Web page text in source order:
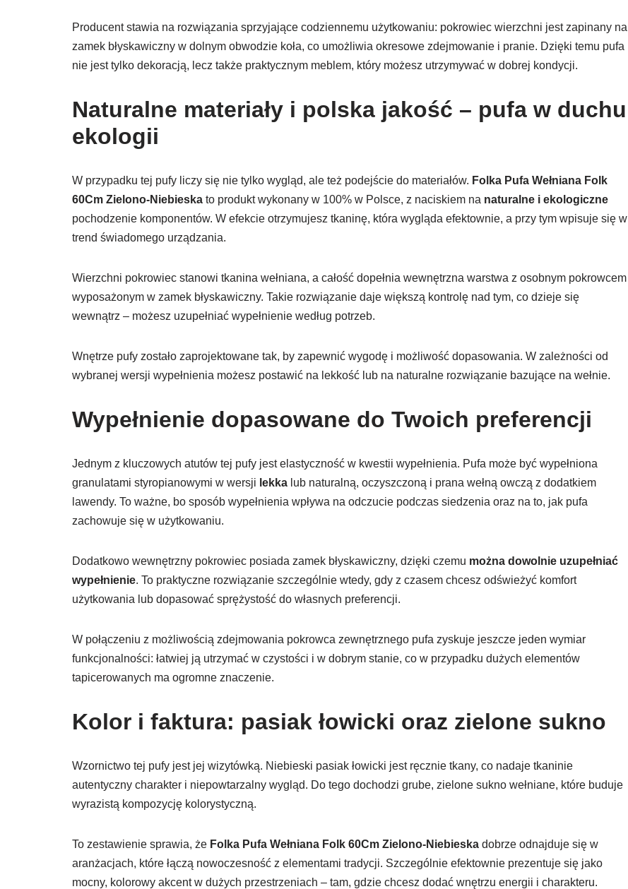
Producent stawia na rozwiązania sprzyjające codziennemu użytkowaniu: pokrowiec wierzchni jest zapinany na
zamek błyskawiczny w dolnym obwodzie koła, co umożliwia okresowe zdejmowanie i pranie. Dzięki temu pufa
nie jest tylko dekoracją, lecz także praktycznym meblem, który możesz utrzymywać w dobrej kondycji.
Naturalne materiały i polska jakość – pufa w duchu
ekologii
W przypadku tej pufy liczy się nie tylko wygląd, ale też podejście do materiałów. Folka Pufa Wełniana Folk
60Cm Zielono-Niebieska to produkt wykonany w 100% w Polsce, z naciskiem na naturalne i ekologiczne
pochodzenie komponentów. W efekcie otrzymujesz tkaninę, która wygląda efektownie, a przy tym wpisuje się w
trend świadomego urządzania.
Wierzchni pokrowiec stanowi tkanina wełniana, a całość dopełnia wewnętrzna warstwa z osobnym pokrowcem
wyposażonym w zamek błyskawiczny. Takie rozwiązanie daje większą kontrolę nad tym, co dzieje się
wewnątrz – możesz uzupełniać wypełnienie według potrzeb.
Wnętrze pufy zostało zaprojektowane tak, by zapewnić wygodę i możliwość dopasowania. W zależności od
wybranej wersji wypełnienia możesz postawić na lekkość lub na naturalne rozwiązanie bazujące na wełnie.
Wypełnienie dopasowane do Twoich preferencji
Jednym z kluczowych atutów tej pufy jest elastyczność w kwestii wypełnienia. Pufa może być wypełniona
granulatami styropianowymi w wersji lekka lub naturalną, oczyszczoną i prana wełną owczą z dodatkiem
lawendy. To ważne, bo sposób wypełnienia wpływa na odczucie podczas siedzenia oraz na to, jak pufa
zachowuje się w użytkowaniu.
Dodatkowo wewnętrzny pokrowiec posiada zamek błyskawiczny, dzięki czemu można dowolnie uzupełniać
wypełnienie. To praktyczne rozwiązanie szczególnie wtedy, gdy z czasem chcesz odświeżyć komfort
użytkowania lub dopasować sprężystość do własnych preferencji.
W połączeniu z możliwością zdejmowania pokrowca zewnętrznego pufa zyskuje jeszcze jeden wymiar
funkcjonalności: łatwiej ją utrzymać w czystości i w dobrym stanie, co w przypadku dużych elementów
tapicerowanych ma ogromne znaczenie.
Kolor i faktura: pasiak łowicki oraz zielone sukno
Wzornictwo tej pufy jest jej wizytówką. Niebieski pasiak łowicki jest ręcznie tkany, co nadaje tkaninie
autentyczny charakter i niepowtarzalny wygląd. Do tego dochodzi grube, zielone sukno wełniane, które buduje
wyrazistą kompozycję kolorystyczną.
To zestawienie sprawia, że Folka Pufa Wełniana Folk 60Cm Zielono-Niebieska dobrze odnajduje się w
aranżacjach, które łączą nowoczesność z elementami tradycji. Szczególnie efektownie prezentuje się jako
mocny, kolorowy akcent w dużych przestrzeniach – tam, gdzie chcesz dodać wnętrzu energii i charakteru.